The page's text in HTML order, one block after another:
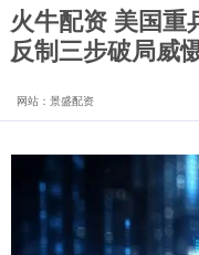
火牛配资 美国重
反制三步破局威
网站：景盛配资